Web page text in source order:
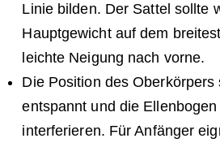
Linie bilden. Der Sattel sollte
Hauptgewicht auf dem
leichte Neigung nach vorne.
Die Position des
entspannt und die
interferieren. Für Anfänger